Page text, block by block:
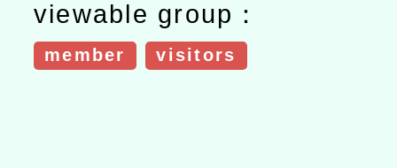
viewable group：
member visitors